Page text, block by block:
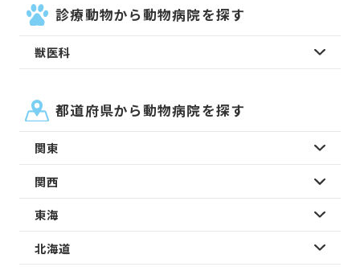
診療動物から動物病院を探す
獣医科
都道府県から動物病院を探す
関東
関西
東海
北海道